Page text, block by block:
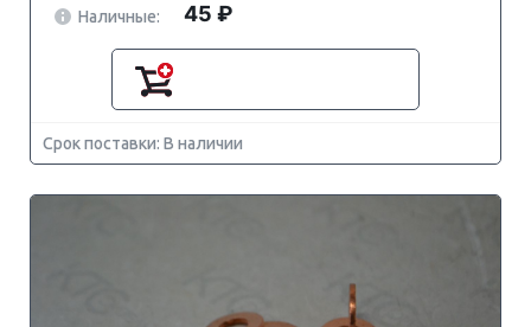
Наличные: 45 ₽
Срок поставки: В наличии